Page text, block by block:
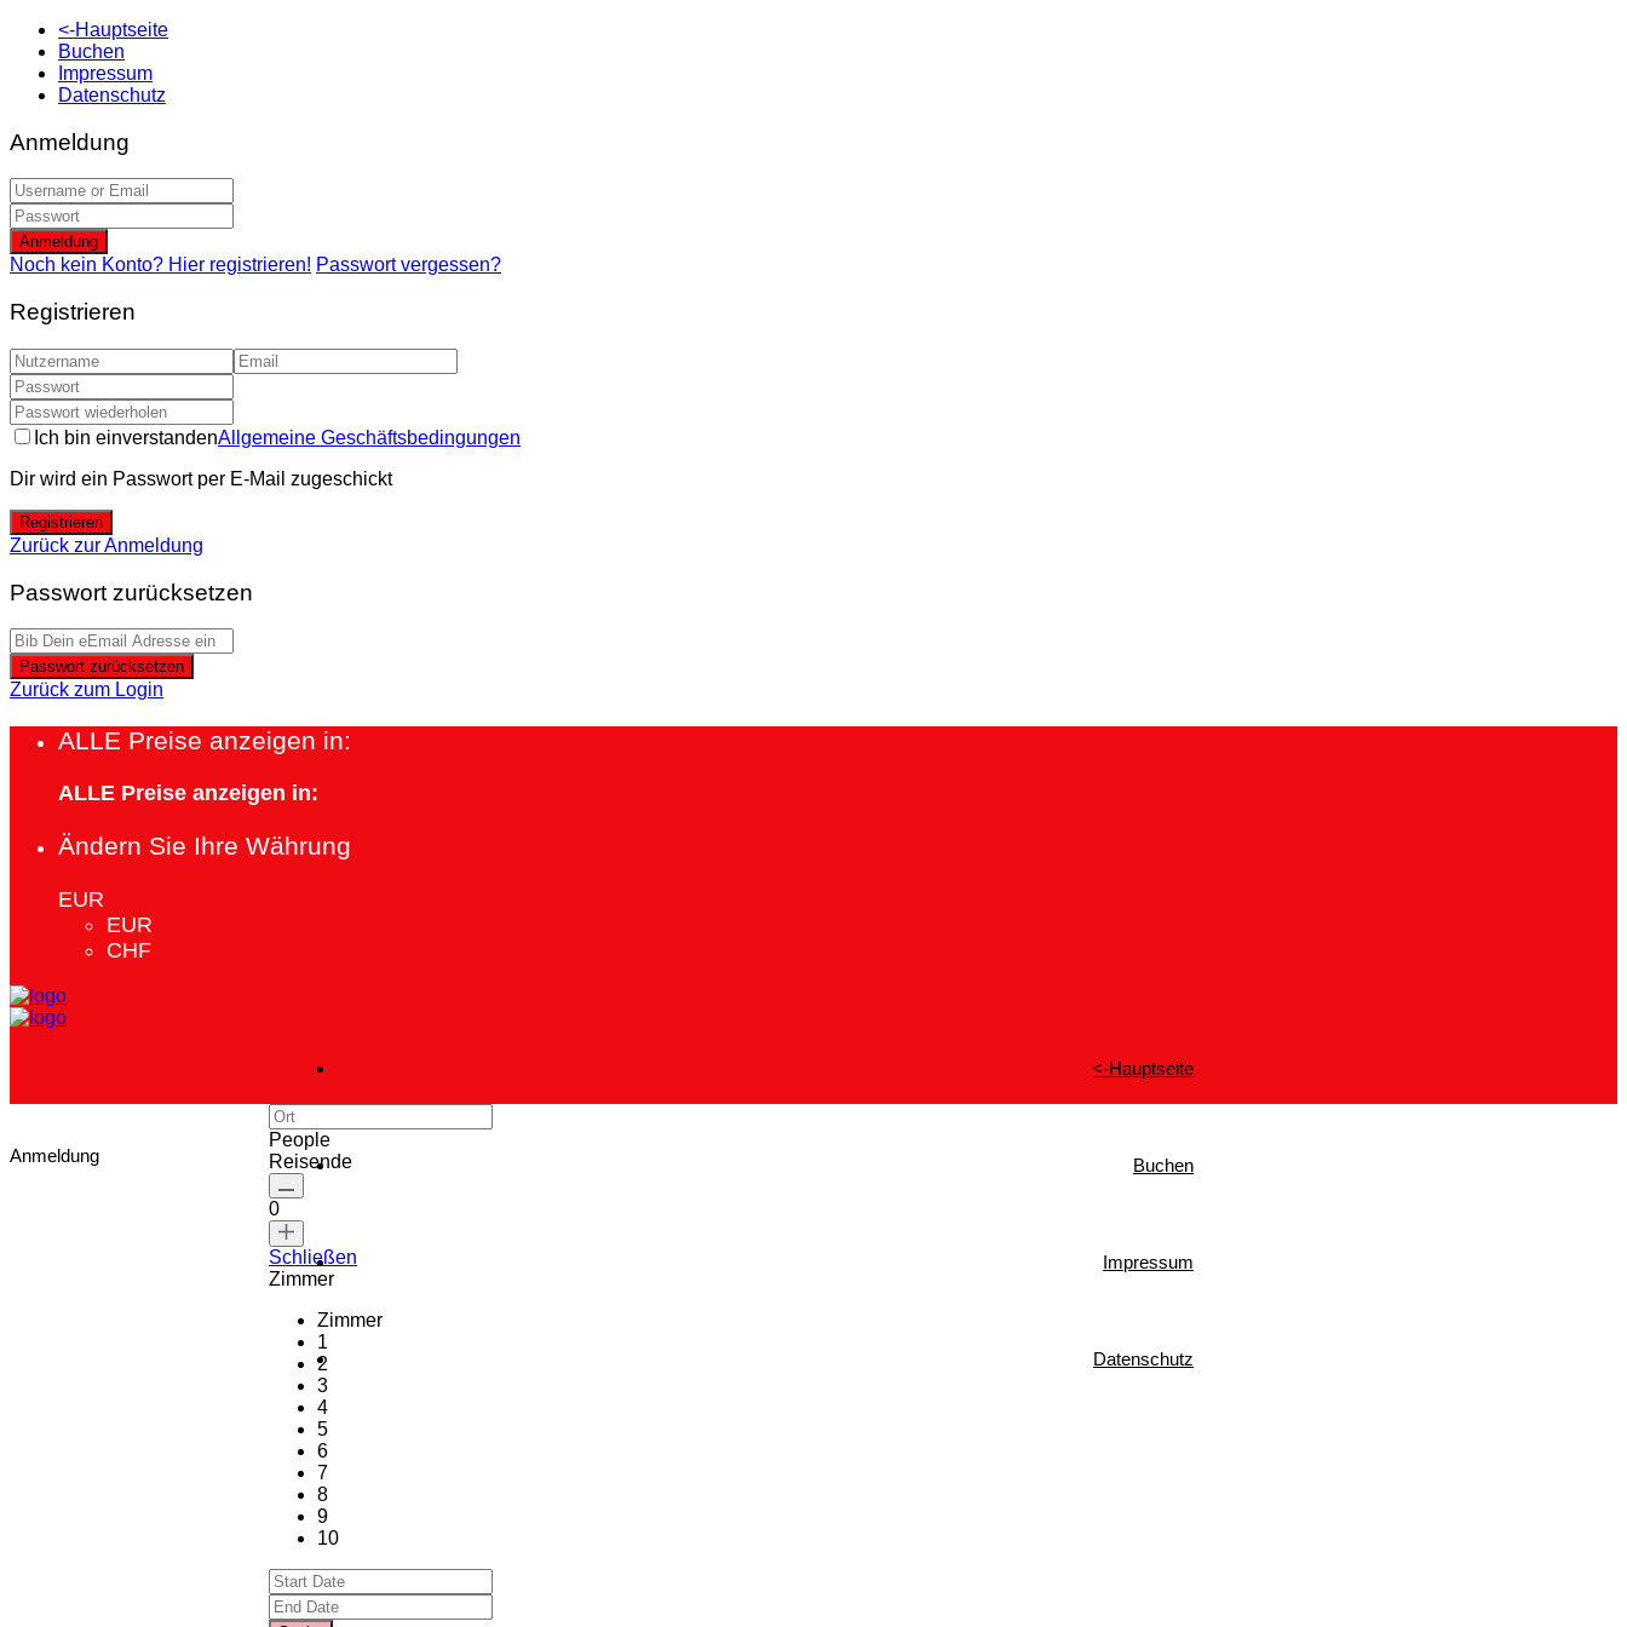
<-Hauptseite
Buchen
Impressum
Datenschutz
Anmeldung
Anmeldung
Noch kein Konto? Hier registrieren! Passwort vergessen?
Registrieren
Ich bin einverstandenAllgemeine Geschäftsbedingungen
Dir wird ein Passwort per E-Mail zugeschickt
Registrieren
Zurück zur Anmeldung
Passwort zurücksetzen
Passwort zurücksetzen
Zurück zum Login
ALLE Preise anzeigen in:
ALLE Preise anzeigen in:
Ändern Sie Ihre Währung
EUR
EUR
CHF
<-Hauptseite
Buchen
Impressum
Datenschutz
Anmeldung
People
Reisende
0
Schließen
Zimmer
Zimmer
1
2
3
4
5
6
7
8
9
10